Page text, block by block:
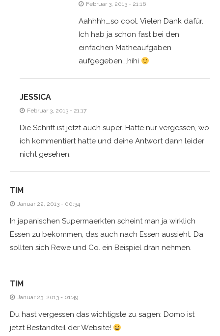
Februar 3, 2013 - 21:16
Aahhhh….so cool. Vielen Dank dafür.
Ich hab ja schon fast bei den
einfachen Matheaufgaben
aufgegeben….hihi
JESSICA
Februar 3, 2013 - 21:17
Die Schrift ist jetzt auch super. Hatte nur vergessen, wo
ich kommentiert hatte und deine Antwort dann leider
nicht gesehen.
TIM
Januar 22, 2013 - 00:34
In japanischen Supermaerkten scheint man ja wirklich
Essen zu bekommen, das auch nach Essen aussieht. Da
sollten sich Rewe und Co. ein Beispiel dran nehmen.
TIM
Januar 23, 2013 - 01:49
Du hast vergessen das wichtigste zu sagen: Domo ist
jetzt Bestandteil der Website!